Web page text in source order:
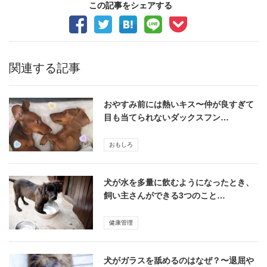
この記事をシェアする
関連する記事
おやすみ前には熱いキス〜仲が良すぎて
目も当てられないダックスフン…
おもしろ
犬が水を多量に飲むようになったとき、
飼い主さんができる3つのこと…
健康管理
犬がガラスを舐めるのはなぜ？〜退屈や